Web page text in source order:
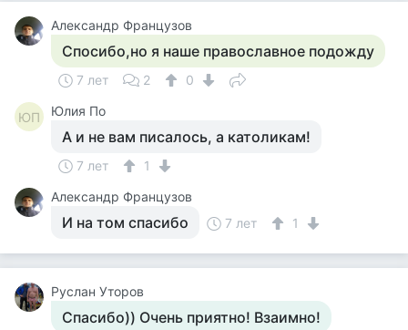
Александр Французов
Спосибо,но я наше православное подожду
7 лет 2 0
ЮП Юлия По
А и не вам писалось, а католикам!
7 лет
1
Александр Французов
И на том спасибо 7 лет 1
Руслан Уторов
Спасибо)) Очень приятно! Взаимно!